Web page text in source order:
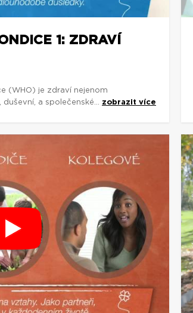
1: ZDRAVÍ
(WHO) je zdraví nejenom
a společenské... zobrazit více